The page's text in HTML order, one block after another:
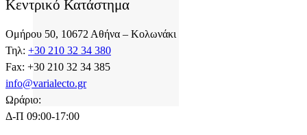
Κεντρικό Κατάστημα
Ομήρου 50, 10672 Αθήνα – Κολωνάκι
Τηλ: +30 210 32 34 380
Fax: +30 210 32 34 385
info@varialecto.gr
Ωράριο:
Δ-Π 09:00-17:00